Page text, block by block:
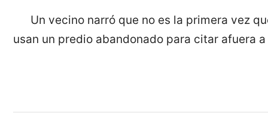
Un vecino narró que no es la primera vez
usan un predio abandonado para citar afuera